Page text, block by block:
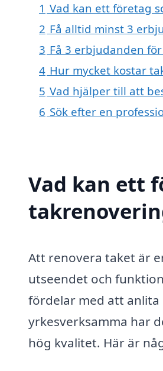
1 Vad kan ett företag
2 Få alltid minst 3
3 Få 3 erbjudanden
4 Hur mycket kostar
5 Vad hjälper till att
6 Sök efter en
Vad kan ett
Att renovera taket är
utseendet och
fördelar med att anlita
yrkesverksamma har
hög kvalitet. Här är